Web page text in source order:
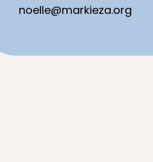
noelle@markieza.org